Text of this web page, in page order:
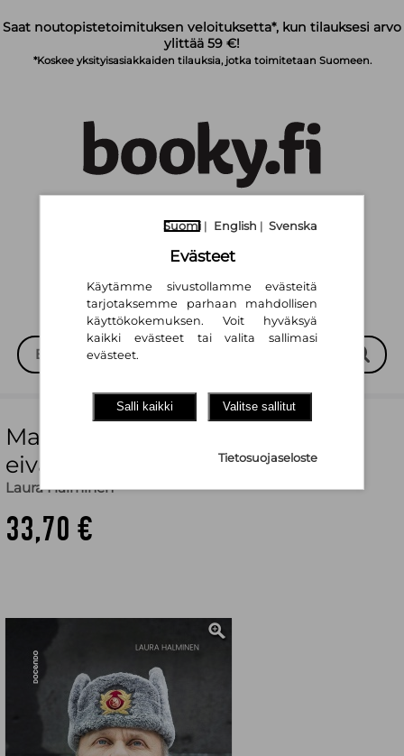
Saat noutopistetoimituksen veloituksetta*, kun tilauksesi arvo
ylittää 59 €!
*Koskee yksityisasiakkaiden tilauksia, jotka toimitetaan Suomeen.
| English Svenska
Martti J. Kari : Käsikirjoitukset
eivät pala
Laura Halminen
33,70 €
Suomi | English | Svenska
Evästeet
Käytämme sivustollamme evästeitä
tarjotaksemme parhaan mahdollisen
käyttökokemuksen. Voit hyväksyä
kaikki evästeet tai valita sallimasi
evästeet.
Salli kaikki Valitse sallitut
Tietosuojaseloste